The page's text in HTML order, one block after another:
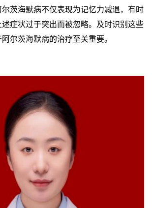
海默病不仅表现为记忆力减退，有时
症状过于突出而被忽略。及时识别这些
尔茨海默病的治疗至关重要。